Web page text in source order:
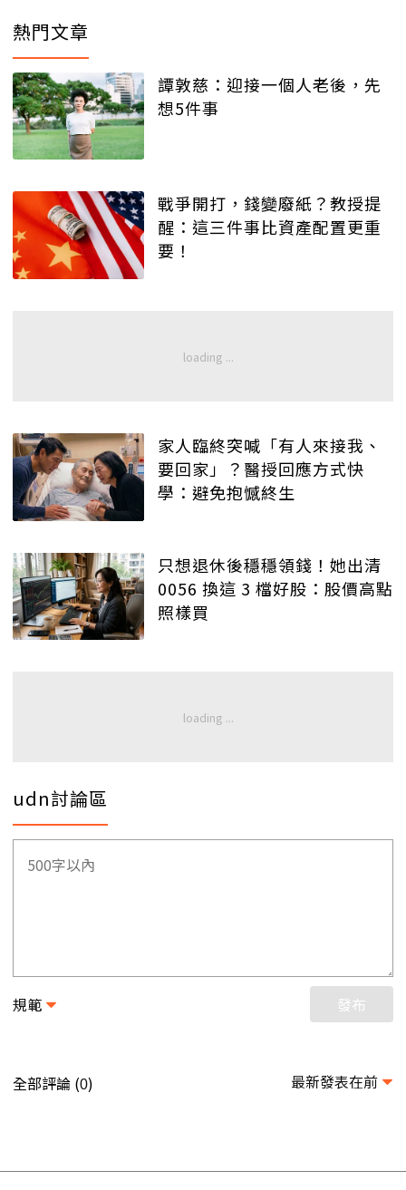
熱門文章
譚敦慈：迎接一個人老後，先
想5件事
戰爭開打，錢變廢紙？教授提
醒：這三件事比資產配置更重
要！
家人臨終突喊「有人來接我、
要回家」？醫授回應方式快
學：避免抱憾終生
只想退休後穩穩領錢！她出清
0056 換這 3 檔好股：股價高點
照樣買
udn討論區
規範 發布
全部評論 (0) 最新發表在前